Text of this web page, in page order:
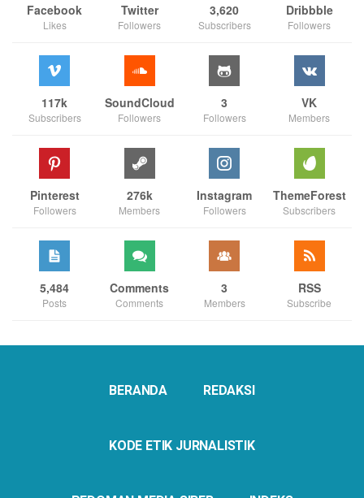
Facebook
Likes
Twitter
Followers
3,620
Subscribers
Dribbble
Followers
117k
Subscribers
SoundCloud
Followers
3
Followers
VK
Members
Pinterest
Followers
276k
Members
Instagram
Followers
ThemeForest
Subscribers
5,484
Posts
Comments
Comments
3
Members
RSS
Subscribe
BERANDA REDAKSI
KODE ETIK JURNALISTIK